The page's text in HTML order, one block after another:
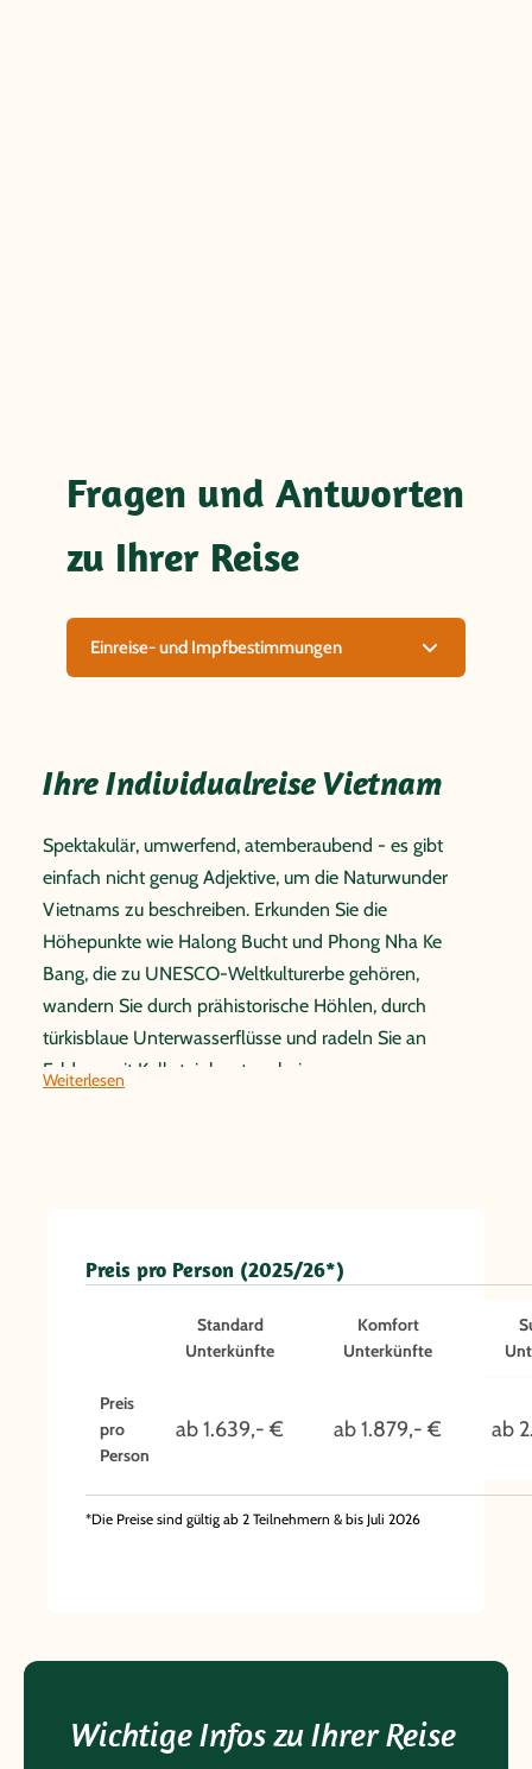
Fragen und Antworten
zu Ihrer Reise
Einreise- und Impfbestimmungen
Ihre Individualreise Vietnam
Spektakulär, umwerfend, atemberaubend - es gibt
einfach nicht genug Adjektive, um die Naturwunder
Vietnams zu beschreiben. Erkunden Sie die
Höhepunkte wie Halong Bucht und Phong Nha Ke
Bang, die zu UNESCO-Weltkulturerbe gehören,
wandern Sie durch prähistorische Höhlen, durch
türkisblaue Unterwasserflüsse und radeln Sie an
Feldern mit Kalksteinkarst vorbei.
Weiterlesen
Preis pro Person (2025/26*)
Standard
Unterkünfte
Komfort
Unterkünfte
Preis
pro
Person
ab 1.639,- € ab 1.879,- € ab
*Die Preise sind gültig ab 2 Teilnehmern & bis Juli 2026
Wichtige Infos zu Ihrer Reise